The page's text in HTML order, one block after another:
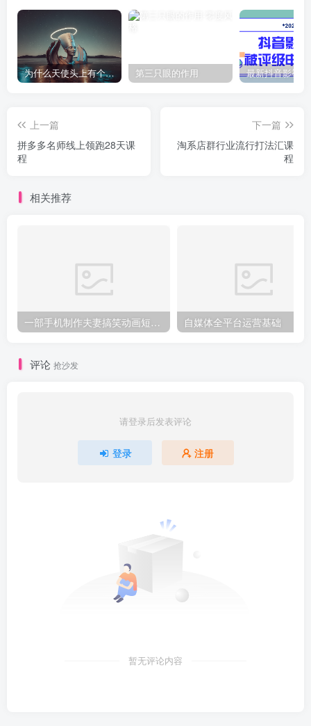
为什么天使头上有个圈？ 第三只眼的作用
上一篇
拼多多名师线上领跑28天课
程
下一篇
淘系店群行业流行打法汇课
程
相关推荐
一部手机制作夫妻搞笑动画短视频教程，零基础也能快速上手 自媒体全平台运营基础
评论 抢沙发
请登录后发表评论
登录 注册
暂无评论内容